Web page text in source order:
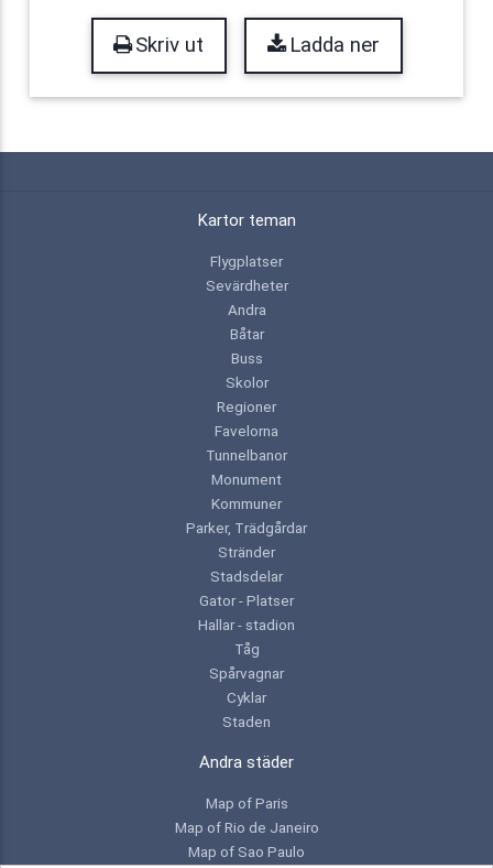
Skriv ut Ladda ner
Kartor teman
Flygplatser
Sevärdheter
Andra
Båtar
Buss
Skolor
Regioner
Favelorna
Tunnelbanor
Monument
Kommuner
Parker, Trädgårdar
Stränder
Stadsdelar
Gator - Platser
Hallar - stadion
Tåg
Spårvagnar
Cyklar
Staden
Andra städer
Map of Paris
Map of Rio de Janeiro
Map of Sao Paulo